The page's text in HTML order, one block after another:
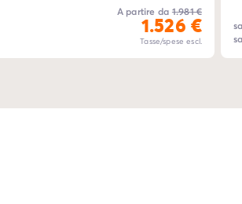
A partire da 1.981 €
1.526 €
Tasse/spese escl.